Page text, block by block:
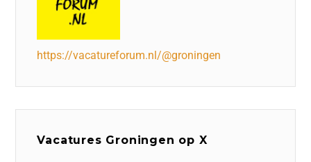
https://vacatureforum.nl/@groningen
Vacatures Groningen op X